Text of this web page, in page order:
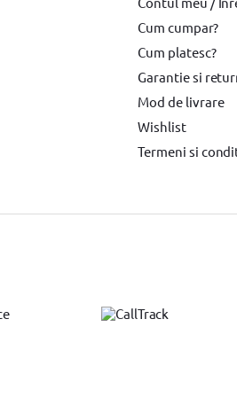
Accesorii scule electrice DeWALT
Echipamente de protectie Makita
Surubelnita electrica Heinner
Cum cumpar?
Cum platesc?
Garantie si
Mod de livrare
Wishlist
Termeni si